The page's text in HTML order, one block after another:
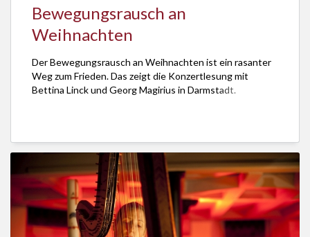
Bewegungsrausch an
Weihnachten
Der Bewegungsrausch an Weihnachten ist ein rasanter
Weg zum Frieden. Das zeigt die Konzertlesung mit
Bettina Linck und Georg Magirius in Darmstadt.